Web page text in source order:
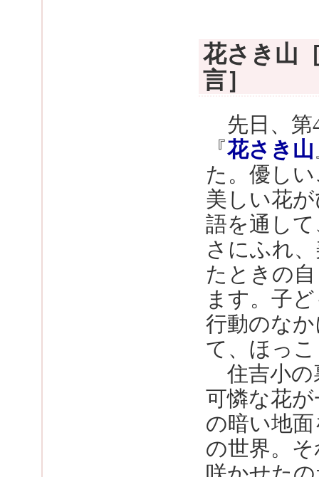
花さき山
言］
先日、第
『花さき山
た。優し
美しい花
語を通し
さにふれ
たときの
ます。子
行動のな
て、ほっ
住吉小の
可憐な花
の暗い地
の世界。